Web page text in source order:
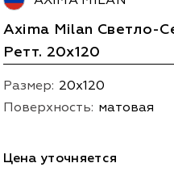
Axima Milan Светло-
Ретт. 20x120
Размер: 20х120
Поверхность: матовая
Цена уточняется